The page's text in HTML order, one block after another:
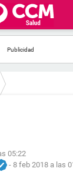
05:22
- 8 feb 2018 a las